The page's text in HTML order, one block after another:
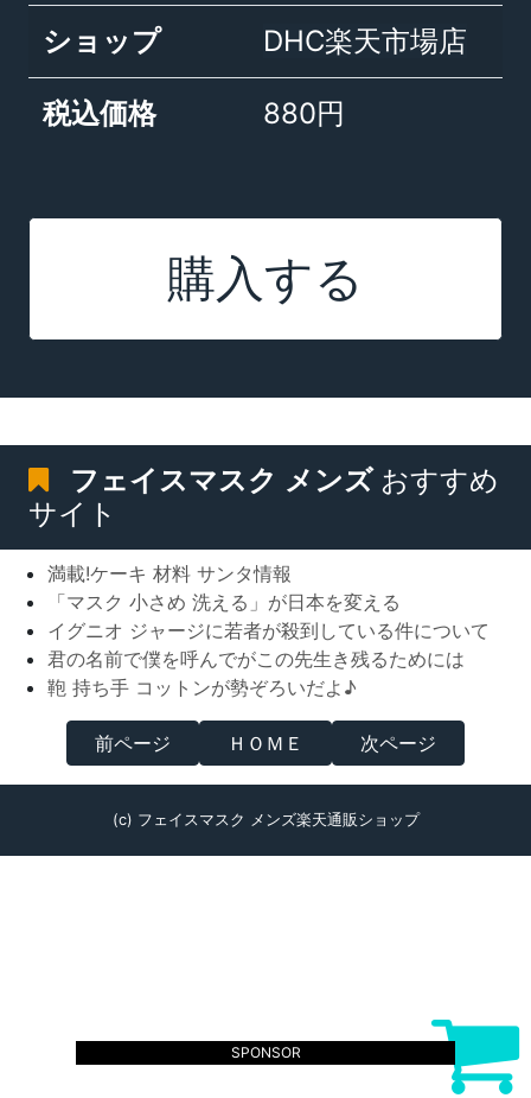
ショップ DHC楽天市場店
税込価格 880円
購入する
フェイスマスク メンズおすすめ
サイト
満載!ケーキ 材料 サンタ情報
「マスク 小さめ 洗える」が日本を変える
イグニオ ジャージに若者が殺到している件について
君の名前で僕を呼んでがこの先生き残るためには
鞄 持ち手 コットンが勢ぞろいだよ♪
前ページ ＨＯＭＥ 次ページ
(c) フェイスマスク メンズ楽天通販ショップ
SPONSOR